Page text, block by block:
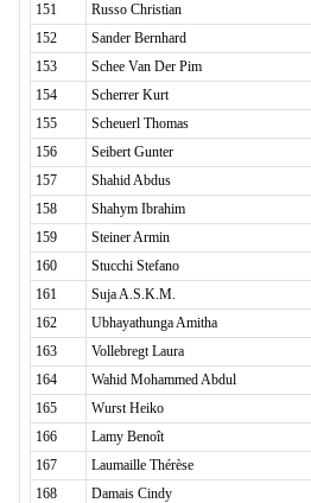
151
Russo Christian
152
Sander Bernhard
153
Schee Van Der Pim
154
Scherrer Kurt
155
Scheuerl Thomas
156
Seibert Gunter
157
Shahid Abdus
158
Shahym Ibrahim
159
Steiner Armin
160
Stucchi Stefano
161
Suja A.S.K.M.
162
Ubhayathunga Amitha
163
Vollebregt Laura
164
Wahid Mohammed Abdul
165
Wurst Heiko
166
Lamy Benoît
167
Laumaille Thérèse
168
Damais Cindy